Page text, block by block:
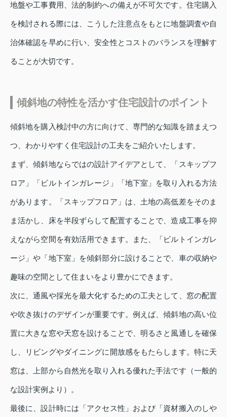
地盤や工事費用、法的制約への備えが不可欠です。住宅購入
を検討される際には、こうした注意点をもとに地盤調査や自
治体確認を早めに行い、安全性とコストのバランスを理解す
ることが大切です。
傾斜地の特性を活かす住宅設計のポイント
傾斜地を購入検討中の方に向けて、専門的な知識を踏まえつ
つ、わかりやすく住宅設計の工夫をご紹介いたします。
まず、傾斜地ならではの設計アイデアとして、「スキップフ
ロア」「ビルトインガレージ」「地下室」を取り入れる方法
があります。「スキップフロア」は、土地の高低差をそのま
ま活かし、床を半段ずらして配置することで、造成工事を抑
えながら空間を有効活用できます。また、「ビルトインガレ
ージ」や「地下室」を傾斜部分に設けることで、車の収納や
趣味の空間として住まいをより豊かにできます。
次に、通風や採光を最大化するための工夫として、窓の配置
や吹き抜けのデザインが重要です。例えば、傾斜地の高い位
置に大きな窓や天窓を設けることで、明るさと風通しを確保
し、リビングやダイニングに開放感をもたらします。特に天
窓は、上部から自然光を取り入れる優れた手法です（一般的
な設計実例より）。
最後に、設計時には「アクセス性」および「資材搬入のしや